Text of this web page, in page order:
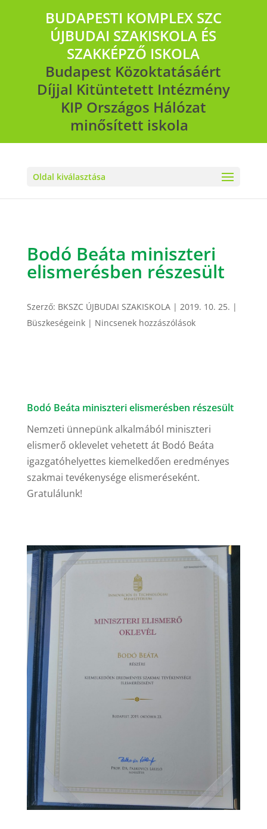
BUDAPESTI KOMPLEX SZC
ÚJBUDAI SZAKISKOLA ÉS
SZAKKÉPZŐ ISKOLA
Budapest Közoktatásáért
Díjjal Kitüntetett Intézmény
KIP Országos Hálózat
minősített iskola
Oldal kiválasztása
Bodó Beáta miniszteri
elismerésben részesült
Szerző: BKSZC ÚJBUDAI SZAKISKOLA| 2019. 10. 25. |
Büszkeségeink| Nincsenek hozzászólások
Bodó Beáta miniszteri elismerésben részesült
Nemzeti ünnepünk alkalmából miniszteri
elismerő oklevelet vehetett át Bodó Beáta
igazgatóhelyettes kiemelkedően eredményes
szakmai tevékenysége elismeréseként.
Gratulálunk!